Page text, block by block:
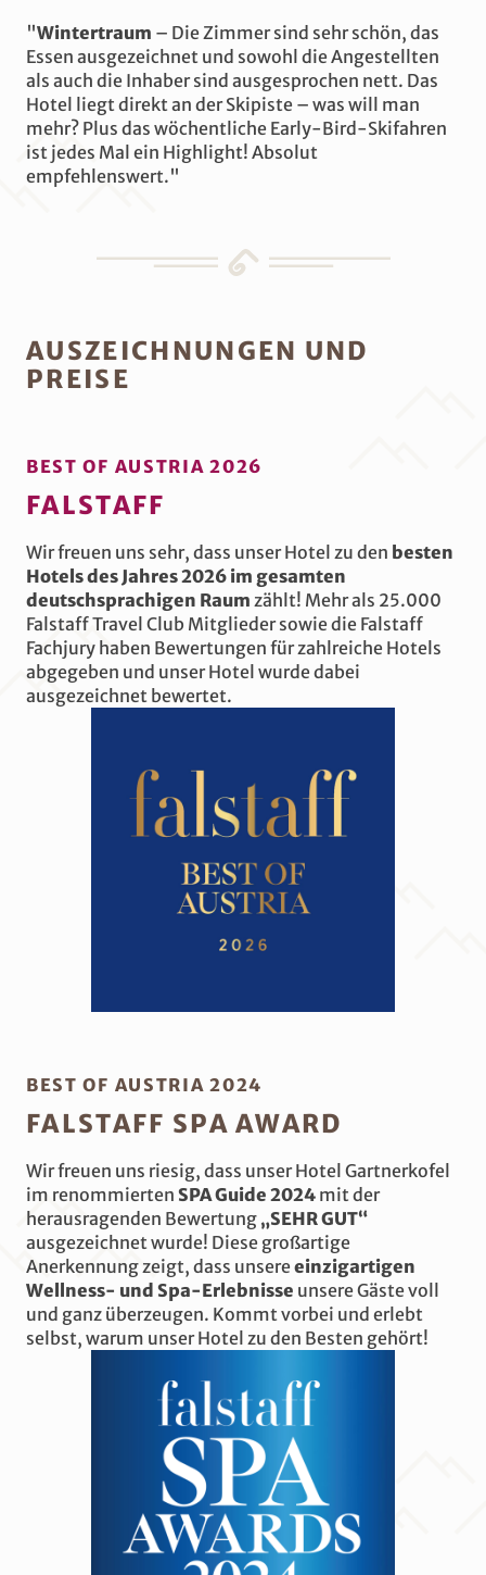
"Wintertraum – Die Zimmer sind sehr schön, das
Essen ausgezeichnet und sowohl die Angestellten
als auch die Inhaber sind ausgesprochen nett. Das
Hotel liegt direkt an der Skipiste – was will man
mehr? Plus das wöchentliche Early-Bird-Skifahren
ist jedes Mal ein Highlight! Absolut
empfehlenswert."
AUSZEICHNUNGEN UND
PREISE
BEST OF AUSTRIA 2026
FALSTAFF
Wir freuen uns sehr, dass unser Hotel zu den besten
Hotels des Jahres 2026 im gesamten
deutschsprachigen Raum zählt! Mehr als 25.000
Falstaff Travel Club Mitglieder sowie die Falstaff
Fachjury haben Bewertungen für zahlreiche Hotels
abgegeben und unser Hotel wurde dabei
ausgezeichnet bewertet.
BEST OF AUSTRIA 2024
FALSTAFF SPA AWARD
Wir freuen uns riesig, dass unser Hotel Gartnerkofel
im renommierten SPA Guide 2024 mit der
herausragenden Bewertung „SEHR GUT“
ausgezeichnet wurde! Diese großartige
Anerkennung zeigt, dass unsereeinzigartigen
Wellness- und Spa-Erlebnisse unsere Gäste voll
und ganz überzeugen. Kommt vorbei und erlebt
selbst, warum unser Hotel zu den Besten gehört!